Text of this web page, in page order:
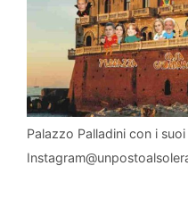
Palazzo Palladini con i